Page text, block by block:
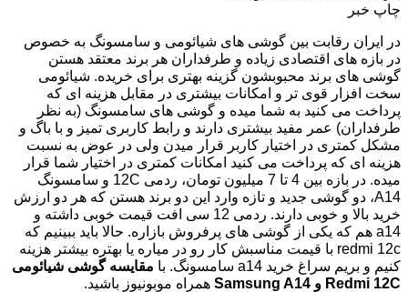
چاپ خبر
در ایران رقابت بین گوشی های شیائومی و سامسونگ به خصوص
در بازه های اقتصادی زیاده و طرفداران هر برند معتقد هستن
گوشی های برند محبوبشون گزینه بهتری برای خریده. شیائومی
سخت افزار قوی تر و امکانات بیشتری در مقابل هزینه ای که
پرداخت می کنید به شما میده و گوشی های سامسونگ (به نظر
طرفداران) عمر مفید بیشتری دارند و رابط کاربری تمیز و با باگ و
مشکل کمتری در اختیار کاربر قرار میدن ولی در عوض به نسبت
هزینه ای که پرداخت می کنید امکانات کمتری در اختیار شما قرار
میده. در بازه بین 4 تا 7 میلیون تومان، ردمی 12C و سامسونگ
A14، دو گوشی جدید و تازه وارد این دو برند هستن که هر دو ارزش
خرید بالا و خوبی دارند. ردمی 12 سی افت قیمت خوبی داشته و
a14 هم که یکی از گوشی های پرفروش بازاره. حالا باید ببینیم که
redmi 12c با قیمت مناسبش کار رو در میاره یا بهتره بیشتر هزینه
کنیم و بریم سراغ خرید a14 سامسونگ. با
مقایسه گوشی شیائومی
Redmi 12C و Samsung A14
همراه موبونیوز باشید.